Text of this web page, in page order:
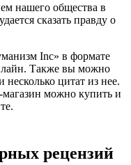
нашего общества в
сказать правду о
Inc» в формате
Также вы можно
цитат из нее.
можно купить и
рецензий